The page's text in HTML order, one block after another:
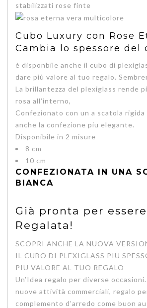
Cubo Luxury con Rose
Cambia lo spessore del
è disponbile anche il cubo di
dare più valore al tuo regalo.
La brillantezza del plexiglass rende
rosa all’interno,
Confezionato con un a scatola rigida
anche la confezione piu elegante.
Disponibile in 2 misure
8 cm
10 cm
CONFEZIONATA IN UNA
BIANCA
Già pronta per essere
Regalata!
SCOPRI ANCHE LA NUOVA
IL CUBO DI PLEXIGLASS PIU
PIU VALORE AL TUO REGALO
Un’Idea regalo per diverse occasioni.
nuove attività commerciali, regalo
complemento d’arredo come buon